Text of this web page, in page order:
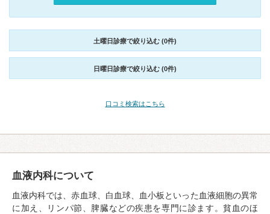
土曜日診療で絞り込む (0件)
日曜日診療で絞り込む (0件)
口コミ検索はこちら
血液内科について
血液内科では、赤血球、白血球、血小板といった血液細胞の異常
に加え、リンパ節、脾臓などの疾患を専門に診ます。貧血のほ